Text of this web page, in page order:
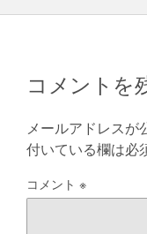
コメントを
メールアドレスが
付いている欄は必
コメント ※